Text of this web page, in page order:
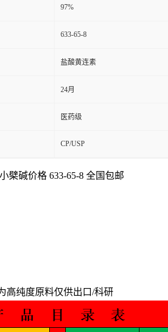
97%
633-65-8
盐酸黄连素
24月
医药级
CP/USP
檗碱价格 633-65-8 全国包邮
高纯度原料仅供出口/科研